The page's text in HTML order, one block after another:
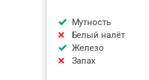
Мутность
Белый налёт
Железо
Запах